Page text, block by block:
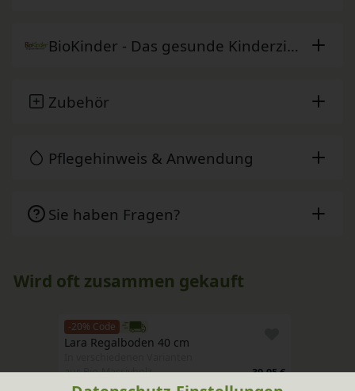
BioKinder - Das gesunde Kinderzimmer
Zubehör
Pflegehinweis & Anwendung
Sie haben Fragen?
Wird oft zusammen gekauft
-20% Code
Lara Regalboden 40 cm
aus Bio-Massivholz
39,95 €